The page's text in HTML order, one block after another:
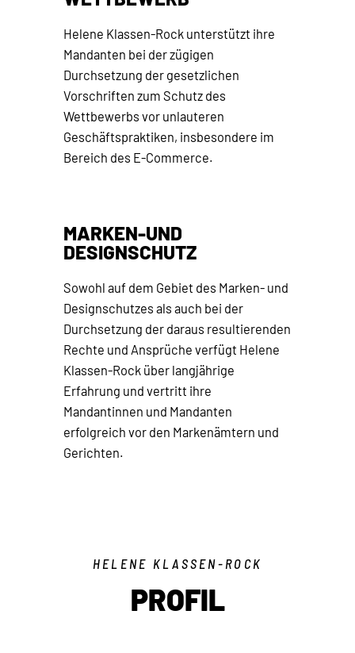
Helene Klassen-Rock unterstützt ihre
Mandanten bei der zügigen
Durchsetzung der gesetzlichen
Vorschriften zum Schutz des
Wettbewerbs vor unlauteren
Geschäftspraktiken, insbesondere im
Bereich des E-Commerce.
MARKEN-UND
DESIGNSCHUTZ
Sowohl auf dem Gebiet des Marken- und
Designschutzes als auch bei der
Durchsetzung der daraus resultierenden
Rechte und Ansprüche verfügt Helene
Klassen-Rock über langjährige
Erfahrung und vertritt ihre
Mandantinnen und Mandanten
erfolgreich vor den Markenämtern und
Gerichten.
HELENE KLASSEN-ROCK
PROFIL